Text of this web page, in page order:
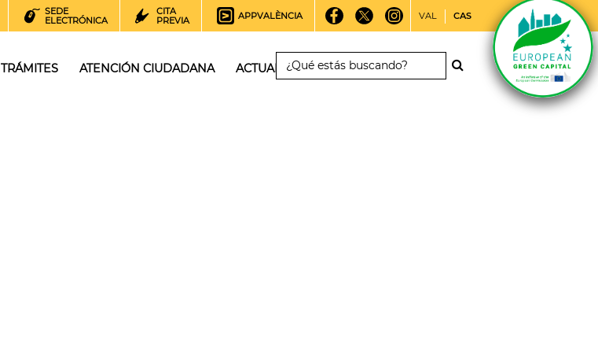
SEDE
ELECTRÓNICA
CITA
PREVIA
APPVALÈNCIA VAL CAS
TRÁMITES ATENCIÓN CIUDADANA ACTUALIDAD